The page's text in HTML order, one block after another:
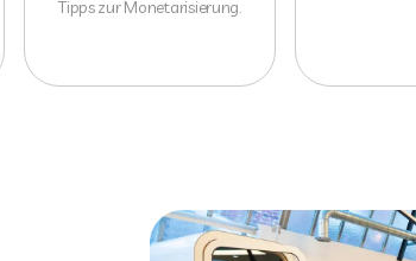
Tipps zur Monetarisierung.